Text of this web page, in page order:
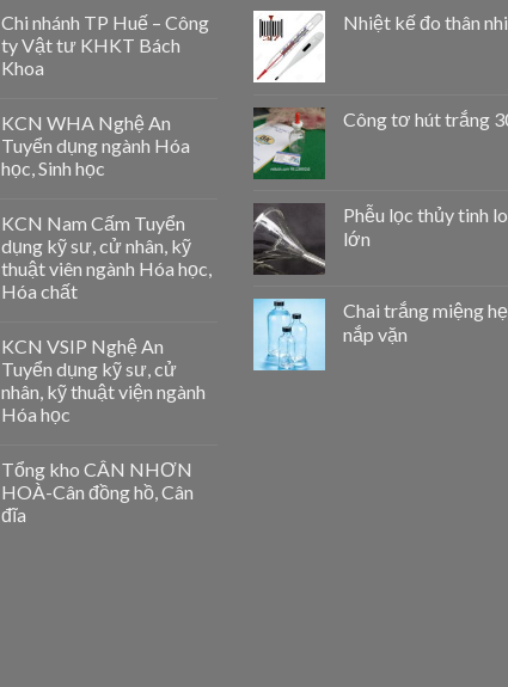
Chi nhánh TP Huế – Công
ty Vật tư KHKT Bách
Khoa
KCN WHA Nghệ An
Tuyển dụng ngành Hóa
học, Sinh học
KCN Nam Cấm Tuyển
dụng kỹ sư, cử nhân, kỹ
thuật viên ngành Hóa học,
Hóa chất
KCN VSIP Nghệ An
Tuyển dụng kỹ sư, cử
nhân, kỹ thuật viện ngành
Hóa học
Tổng kho CÂN NHƠN
HOÀ-Cân đồng hồ, Cân
đĩa
Nhiệt kế đo thân
Công tơ hút trắng
Phễu lọc thủy tinh
lớn
Chai trắng miệng
nắp vặn